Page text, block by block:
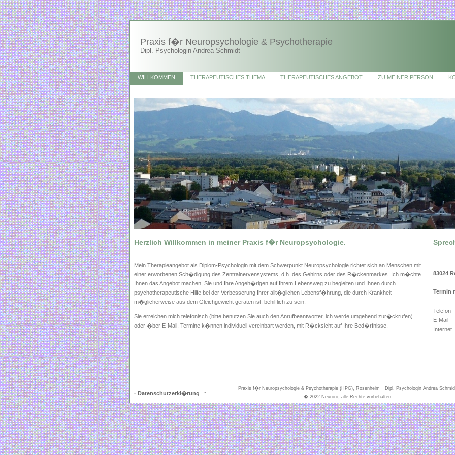
Praxis f�r Neuropsychologie & Psychotherapie
Dipl. Psychologin Andrea Schmidt
WILLKOMMEN THERAPEUTISCHES THEMA THERAPEUTISCHES ANGEBOT ZU MEINER PERSON
· Datenschutzerkl�rung · · Praxis f�r Neuropsychologie & Psychotherapie (HPG), Rosenheim · Dipl. Psychologin Andrea
� 2022 Neuroro, alle Rechte vorbehalten